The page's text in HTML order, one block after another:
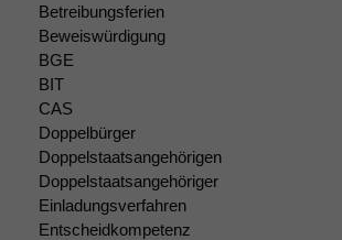
Betreibungsferien
Beweiswürdigung
BGE
BIT
CAS
Doppelbürger
Doppelstaatsangehörigen
Doppelstaatsangehöriger
Einladungsverfahren
Entscheidkompetenz